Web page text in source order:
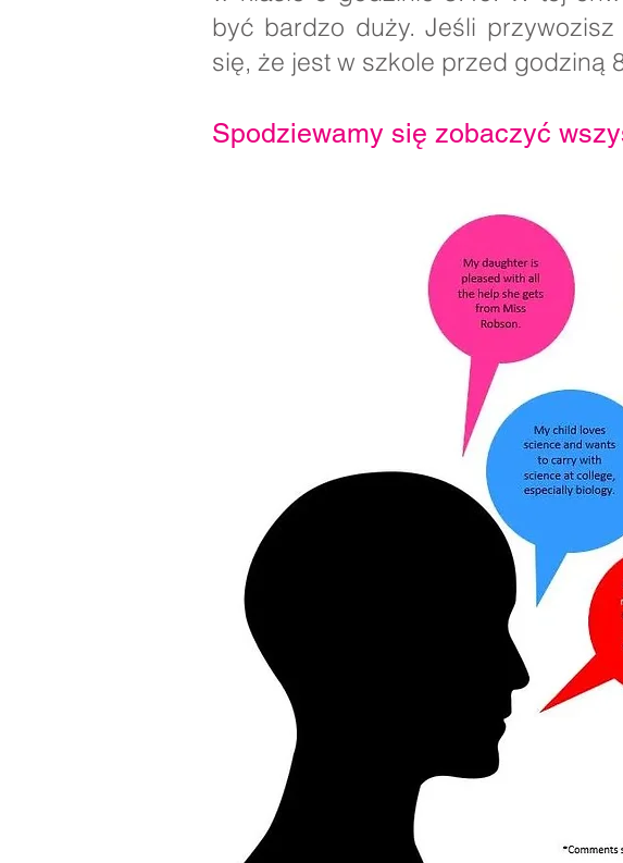
być bardzo duży. Jeśli
się, że jest w szkole przed godziną
Spodziewamy się zobaczyć